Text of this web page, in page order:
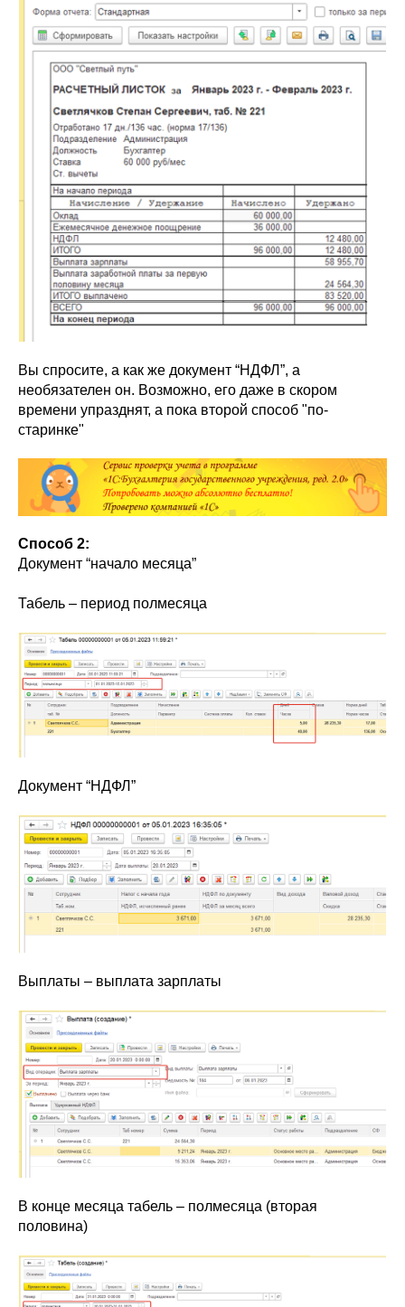
Вы спросите, а как же документ “НДФЛ”, а
необязателен он. Возможно, его даже в скором
времени упразднят, а пока второй способ "по-
старинке"
Способ 2:
Документ “начало месяца”
Табель – период полмесяца
Документ “НДФЛ”
Выплаты – выплата зарплаты
В конце месяца табель – полмесяца (вторая
половина)